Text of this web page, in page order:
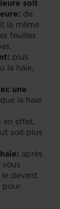
soit
de
la même
feuilles
plus
la haie,
une
la haie
en effet,
soit plus
après
vous
devant.
pour